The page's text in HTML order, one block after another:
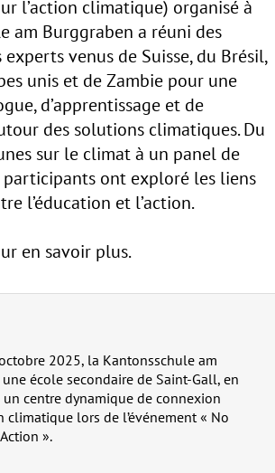
l’action climatique) organisé à
am Burggraben a réuni des
venus de Suisse, du Brésil,
unis et de Zambie pour une
d’apprentissage et de
des solutions climatiques. Du
sur le climat à un panel de
participants ont exploré les liens
l’éducation et l’action.
en savoir plus.
2025, la Kantonsschule am
une école secondaire de Saint-Gall, en
un centre dynamique de connexion
climatique lors de l’événement « No
».